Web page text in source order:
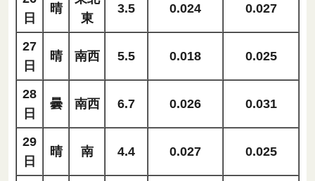
日
晴
東
3.5 0.024 0.027
27
日
晴 南西 5.5 0.018 0.025
28
日
曇 南西 6.7 0.026 0.031
29
日
晴 南 4.4 0.027 0.025